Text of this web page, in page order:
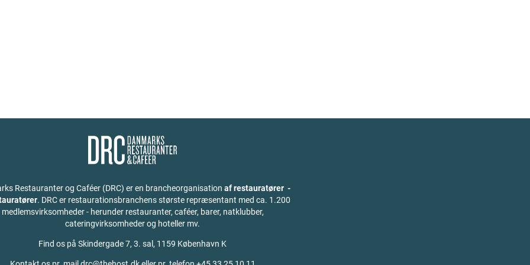
Restauranter og Caféer (DRC) er en brancheorganisation af restauratører -
. DRC er restaurationsbranchens største repræsentant med ca. 1.200
medlemsvirksomheder - herunder restauranter, caféer, barer, natklubber,
cateringvirksomheder og hoteller mv.
Find os på Skindergade 7, 3. sal, 1159 København K